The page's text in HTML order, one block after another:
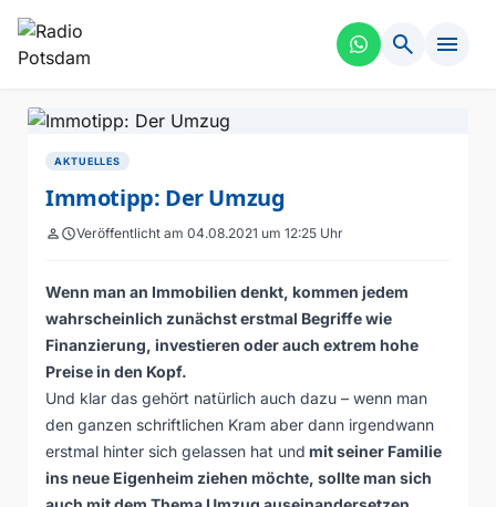
search menu
AKTUELLES
Immotipp: Der Umzug
personscheduleVeröffentlicht am 04.08.2021 um 12:25 Uhr
Wenn man an Immobilien denkt, kommen jedem
wahrscheinlich zunächst erstmal Begriffe wie
Finanzierung, investieren oder auch extrem hohe
Preise in den Kopf.
Und klar das gehört natürlich auch dazu – wenn man
den ganzen schriftlichen Kram aber dann irgendwann
erstmal hinter sich gelassen hat und mit seiner Familie
ins neue Eigenheim ziehen möchte, sollte man sich